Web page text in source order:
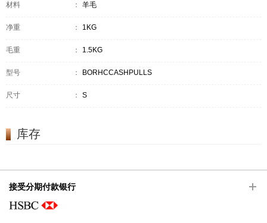
材料 ： 羊毛
净重 ： 1KG
毛重 ： 1.5KG
型号 ： BORHCCASHPULLS
尺寸 ： S
库存
接受分期付款银行